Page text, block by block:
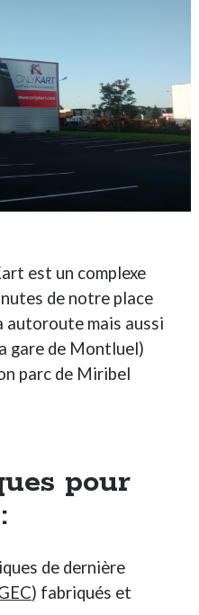
est un complexe
de notre place
autoroute mais aussi
gare de Montluel)
parc de Miribel
pour
de dernière
) fabriqués et